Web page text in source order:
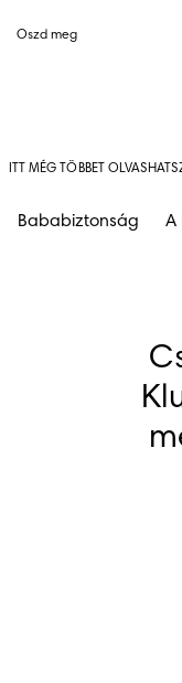
Oszd meg
ITT MÉG TÖBBET
Bababiztonság A